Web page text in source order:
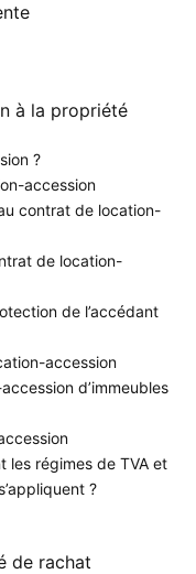
à la propriété
?
accession
contrat de location-
de location-
de l’accédant
accession
d’immeubles
les régimes de TVA et
?
de rachat